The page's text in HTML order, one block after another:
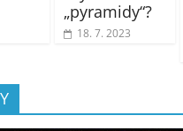
„pyramidy“?
18. 7. 2023